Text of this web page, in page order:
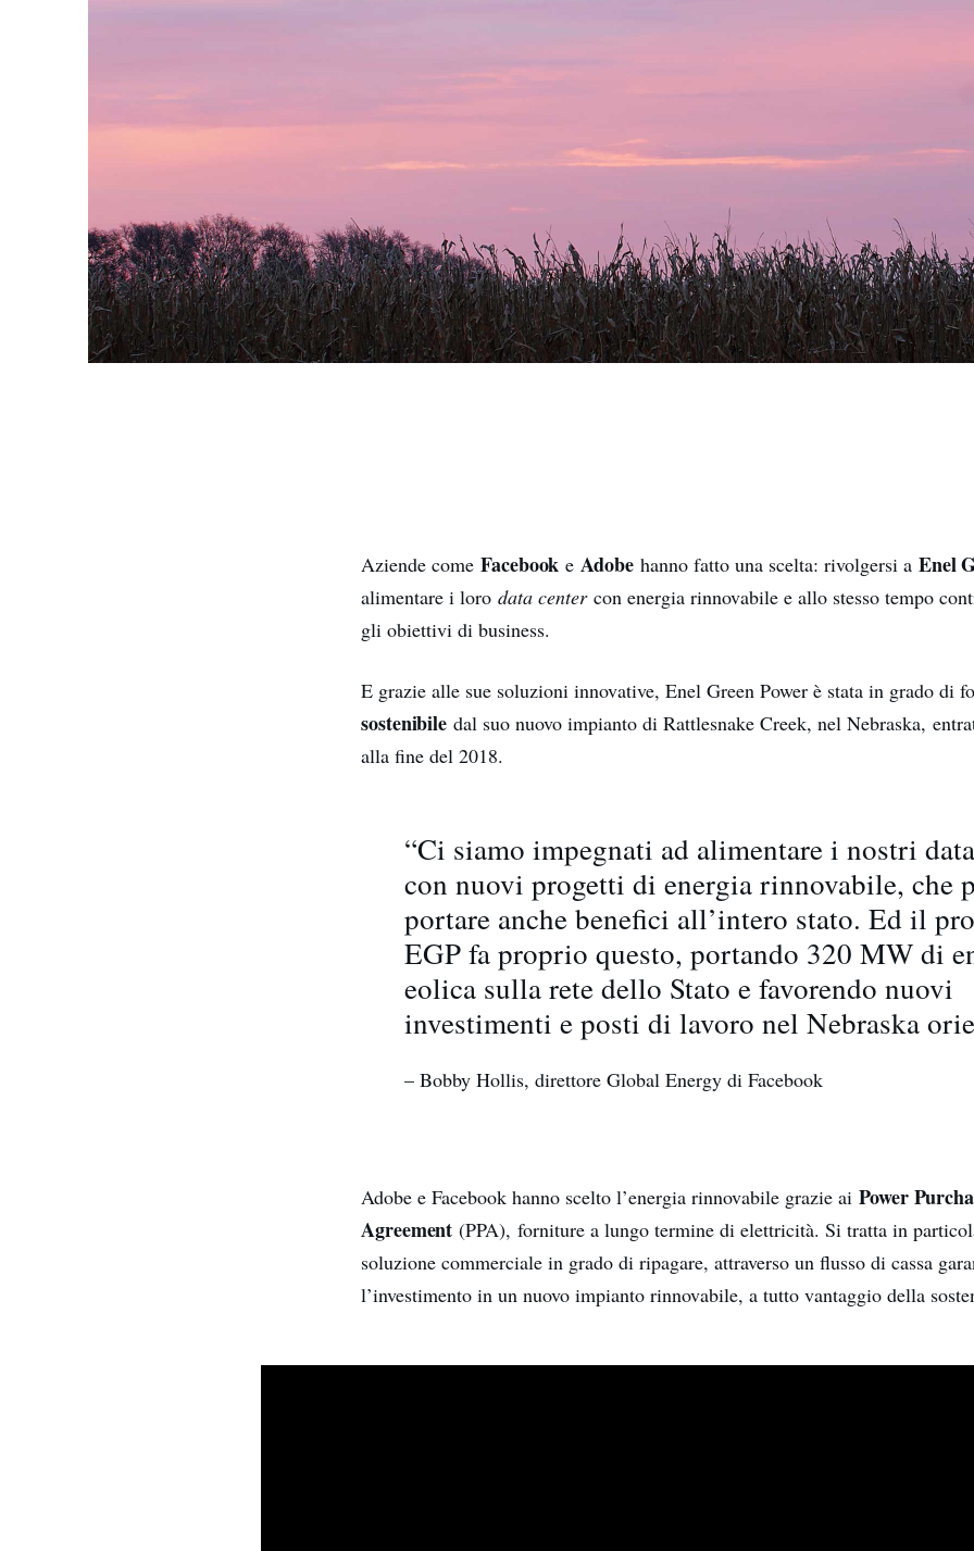
Aziende comeFacebook eAdobe hanno fatto una scelta: rivolgersi a Enel
alimentare i lorodata centercon energia rinnovabile e allo stesso tempo
gli obiettivi di business.
E grazie alle sue soluzioni innovative, Enel Green Power è stata in grado di
sostenibile dal suo nuovo impianto di Rattlesnake Creek, nel Nebraska,
alla fine del 2018.
“Ci siamo impegnati ad alimentare i nostri
con nuovi progetti di energia rinnovabile, che
portare anche benefici all’intero stato. Ed il
EGP fa proprio questo, portando 320 MW di
eolica sulla rete dello Stato e favorendo nuovi
investimenti e posti di lavoro nel Nebraska
– Bobby Hollis, direttore Global Energy di Facebook
Adobe e Facebook hanno scelto l’energia rinnovabile grazie aiPower
Agreement (PPA), forniture a lungo termine di elettricità. Si tratta in
soluzione commerciale in grado di ripagare, attraverso un flusso di cassa
l’investimento in un nuovo impianto rinnovabile, a tutto vantaggio della